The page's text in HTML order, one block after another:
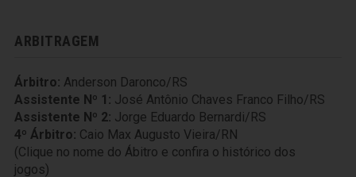
ARBITRAGEM
Árbitro: Anderson Daronco/RS
Assistente Nº 1: José Antônio Chaves Franco Filho/RS
Assistente Nº 2: Jorge Eduardo Bernardi/RS
4º Árbitro: Caio Max Augusto Vieira/RN
(Clique no nome do Ábitro e confira o histórico dos
jogos)